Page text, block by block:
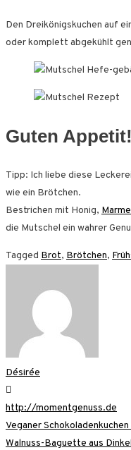
Den Dreikönigskuchen auf
oder komplett abgekühlt
Guten Appetit!
Tipp: Ich liebe diese
wie ein Brötchen.
Bestrichen mit Honig,
die Mutschel ein wahrer
Tagged Brot, Brötchen,
Désirée
http://momentgenuss.de
Veganer
Walnuss-Baguette aus